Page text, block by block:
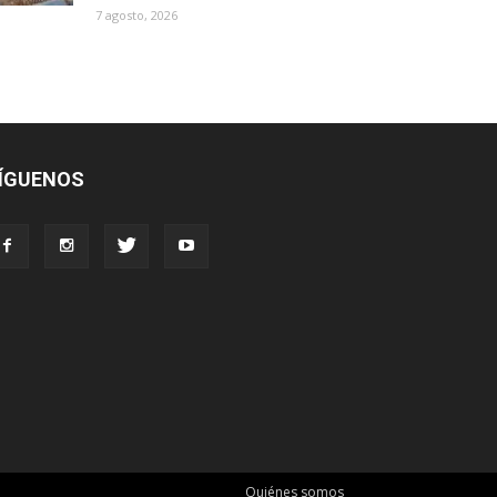
7 agosto, 2026
Quiénes somos